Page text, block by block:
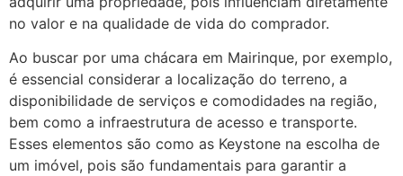
no valor e na qualidade de vida do comprador.
Ao buscar por uma chácara em Mairinque, por exemplo,
é essencial considerar a localização do terreno, a
disponibilidade de serviços e comodidades na região,
bem como a infraestrutura de acesso e transporte.
Esses elementos são como as Keystone na escolha de
um imóvel, pois são fundamentais para garantir a